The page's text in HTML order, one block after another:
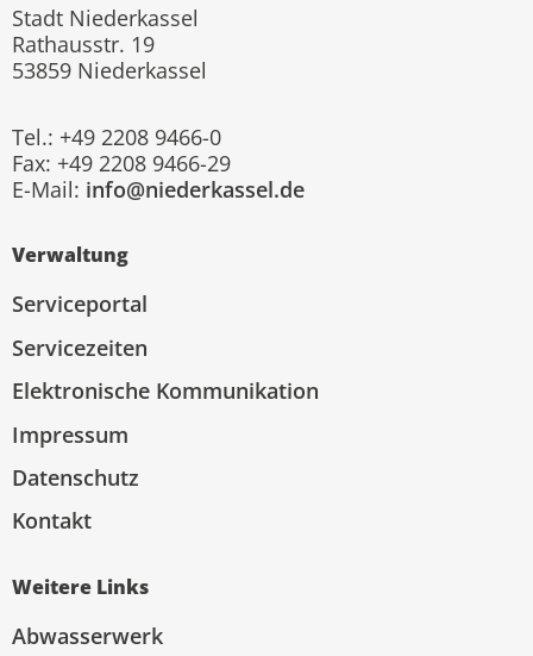
Stadt Niederkassel
Rathausstr. 19
53859 Niederkassel
Tel.: +49 2208 9466-0
Fax: +49 2208 9466-29
E-Mail: info@niederkassel.de
Verwaltung
Serviceportal
Servicezeiten
Elektronische Kommunikation
Impressum
Datenschutz
Kontakt
Weitere Links
Abwasserwerk